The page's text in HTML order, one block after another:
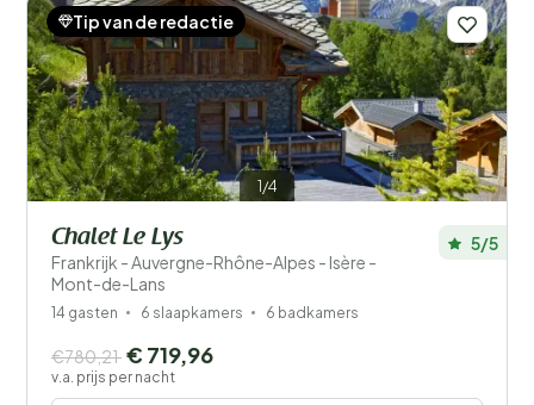
1/4
Tip van de redactie
Chalet Le Lys
Frankrijk - Auvergne-Rhône-Alpes - Isère -
Mont-de-Lans
5/5
14 gasten 6 slaapkamers 6 badkamers
€780,21 € 719,96
v.a. prijs per nacht